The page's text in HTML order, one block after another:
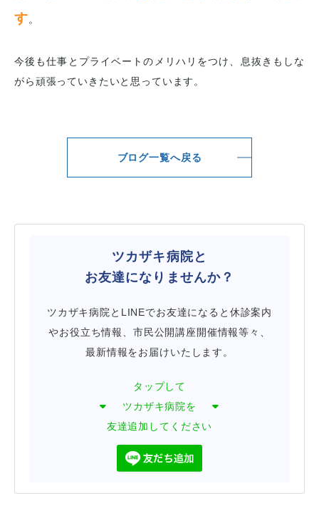
す。
今後も仕事とプライベートのメリハリをつけ、息抜きもしな
がら頑張っていきたいと思っています。
ブログ一覧へ戻る
ツカザキ病院と
お友達になりませんか？
ツカザキ病院とLINEでお友達になると休診案内
やお役立ち情報、市民公開講座開催情報等々、
最新情報をお届けいたします。
タップして
ツカザキ病院を
友達追加してください